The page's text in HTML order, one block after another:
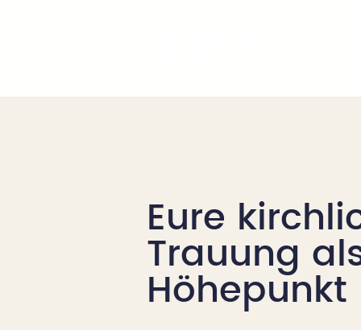
Eure
Trauung
Höhepunkt